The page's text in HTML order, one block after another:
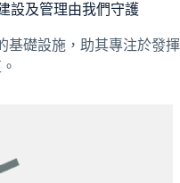
設及管理由我們守護
基礎設施，助其專注於發揮